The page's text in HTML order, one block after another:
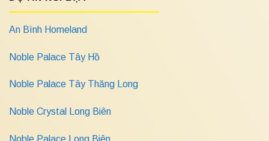
An Bình Homeland
Noble Palace Tây Hồ
Noble Palace Tây Thăng Long
Noble Crystal Long Biên
Noble Palace Long Biên